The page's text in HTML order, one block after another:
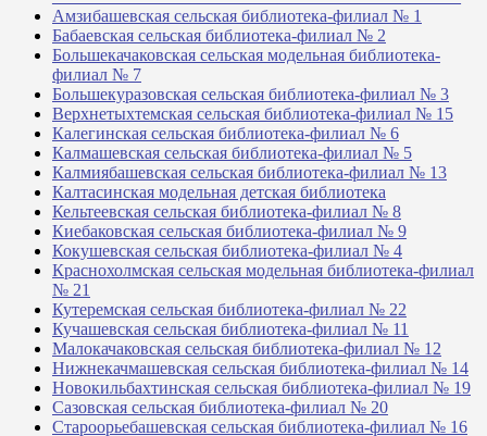
Амзибашевская сельская библиотека-филиал № 1
Бабаевская сельская библиотека-филиал № 2
Большекачаковская сельская модельная библиотека-
филиал № 7
Большекуразовская сельская библиотека-филиал № 3
Верхнетыхтемская сельская библиотека-филиал № 15
Калегинская сельская библиотека-филиал № 6
Калмашевская сельская библиотека-филиал № 5
Калмиябашевская сельская библиотека-филиал № 13
Калтасинская модельная детская библиотека
Кельтеевская сельская библиотека-филиал № 8
Киебаковская сельская библиотека-филиал № 9
Кокушевская сельская библиотека-филиал № 4
Краснохолмская сельская модельная библиотека-филиал
№ 21
Кутеремская сельская библиотека-филиал № 22
Кучашевская сельская библиотека-филиал № 11
Малокачаковская сельская библиотека-филиал № 12
Нижнекачмашевская сельская библиотека-филиал № 14
Новокильбахтинская сельская библиотека-филиал № 19
Сазовская сельская библиотека-филиал № 20
Староорьебашевская сельская библиотека-филиал № 16